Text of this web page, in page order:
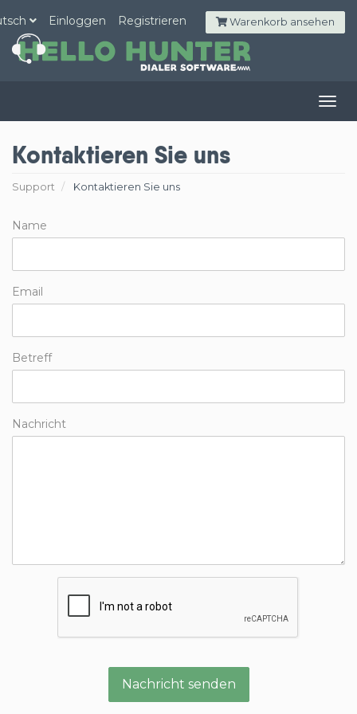
Einloggen Registrieren Warenkorb ansehen
Kontaktieren Sie uns
Support Kontaktieren Sie uns
Name
Email
Betreff
Nachricht
Nachricht senden